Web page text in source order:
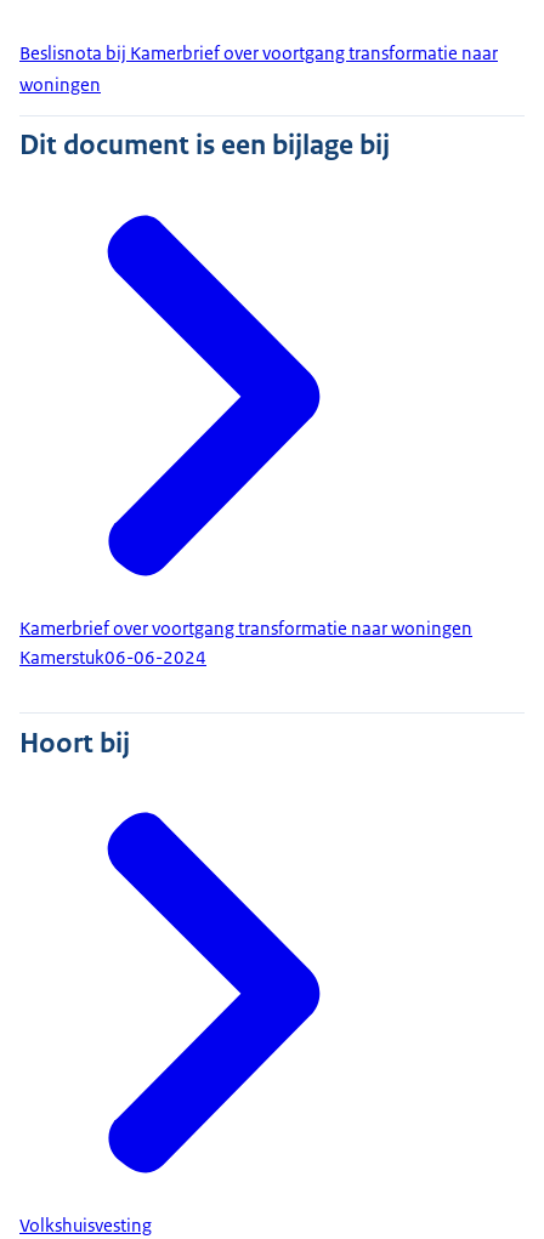
Beslisnota bij Kamerbrief over voortgang transformatie naar
woningen
Dit document is een bijlage bij
Kamerbrief over voortgang transformatie naar woningen
Kamerstuk06-06-2024
Hoort bij
Volkshuisvesting